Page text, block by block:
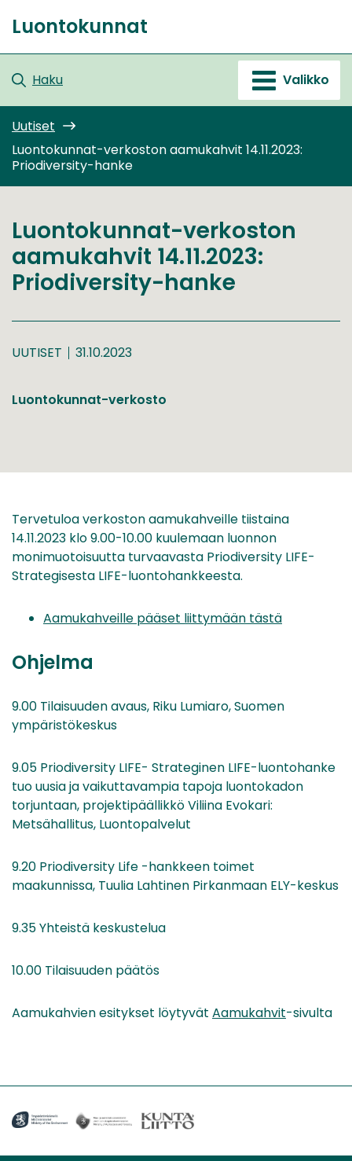
sisältöön
Etusivu
Luontokunnat
Haku Valikko
Uutiset
Luontokunnat-verkoston aamukahvit 14.11.2023:
Priodiversity-hanke
Luontokunnat-verkoston
aamukahvit 14.11.2023:
Priodiversity-hanke
UUTISET 31.10.2023
Luontokunnat-verkosto
Tervetuloa verkoston aamukahveille tiistaina
14.11.2023 klo 9.00-10.00 kuulemaan luonnon
monimuotoisuutta turvaavasta Priodiversity LIFE-
Strategisesta LIFE-luontohankkeesta.
Aamukahveille pääset liittymään tästä
Ohjelma
9.00 Tilaisuuden avaus, Riku Lumiaro, Suomen
ympäristökeskus
9.05 Priodiversity LIFE- Strateginen LIFE-luontohanke
tuo uusia ja vaikuttavampia tapoja luontokadon
torjuntaan, projektipäällikkö Viliina Evokari:
Metsähallitus, Luontopalvelut
9.20 Priodiversity Life -hankkeen toimet
maakunnissa, Tuulia Lahtinen Pirkanmaan ELY-keskus
9.35 Yhteistä keskustelua
10.00 Tilaisuuden päätös
Aamukahvien esitykset löytyvät Aamukahvit-sivulta